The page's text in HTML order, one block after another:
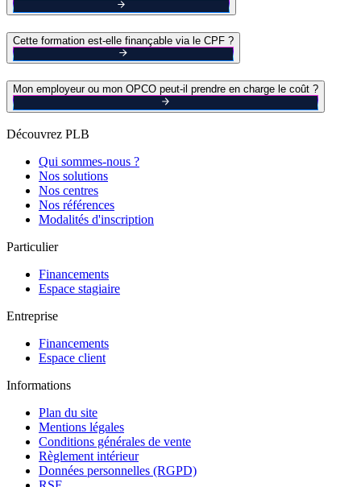
Cette formation est-elle finançable via le CPF ?
Mon employeur ou mon OPCO peut-il prendre en charge le coût ?
Découvrez PLB
Qui sommes-nous ?
Nos solutions
Nos centres
Nos références
Modalités d'inscription
Particulier
Financements
Espace stagiaire
Entreprise
Financements
Espace client
Informations
Plan du site
Mentions légales
Conditions générales de vente
Règlement intérieur
Données personnelles (RGPD)